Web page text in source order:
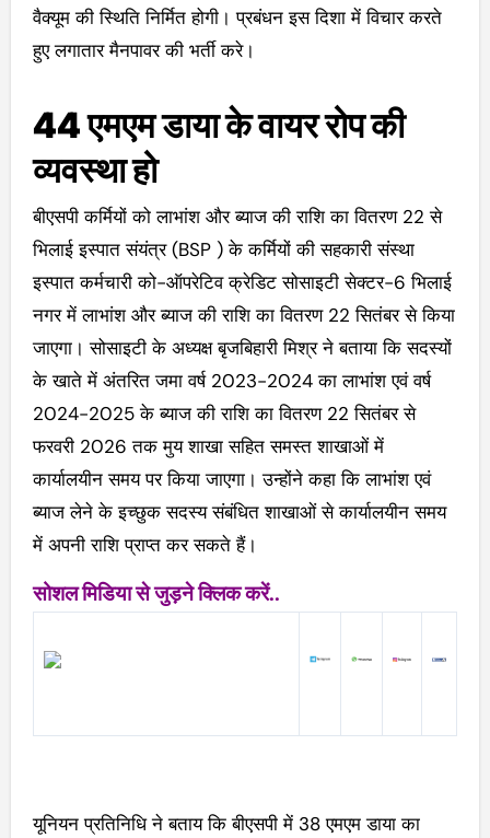
वैक्यूम की स्थिति निर्मित होगी। प्रबंधन इस दिशा में विचार करते
हुए लगातार मैनपावर की भर्ती करे।
44 एमएम डाया के वायर रोप की
व्यवस्था हो
बीएसपी कर्मियों को लाभांश और ब्याज की राशि का वितरण 22 से
भिलाई इस्पात संयंत्र (BSP ) के कर्मियों की सहकारी संस्था
इस्पात कर्मचारी को-ऑपरेटिव क्रेडिट सोसाइटी सेक्टर-6 भिलाई
नगर में लाभांश और ब्याज की राशि का वितरण 22 सितंबर से किया
जाएगा। सोसाइटी के अध्यक्ष बृजबिहारी मिश्र ने बताया कि सदस्यों
के खाते में अंतरित जमा वर्ष 2023-2024 का लाभांश एवं वर्ष
2024-2025 के ब्याज की राशि का वितरण 22 सितंबर से
फरवरी 2026 तक मुय शाखा सहित समस्त शाखाओं में
कार्यालयीन समय पर किया जाएगा। उन्होंने कहा कि लाभांश एवं
ब्याज लेने के इच्छुक सदस्य संबंधित शाखाओं से कार्यालयीन समय
में अपनी राशि प्राप्त कर सकते हैं।
सोशल मिडिया से जुड़ने क्लिक करें..
यूनियन प्रतिनिधि ने बताय कि बीएसपी में 38 एमएम डाया का